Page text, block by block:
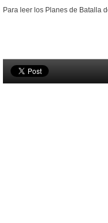
Para leer los Planes de Batalla